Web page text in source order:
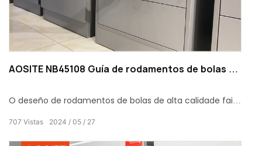
AOSITE NB45108 Guía de rodamentos de bolas de
O deseño de rodamentos de bolas de alta calidade fai
2024 05 27
707 Vistas